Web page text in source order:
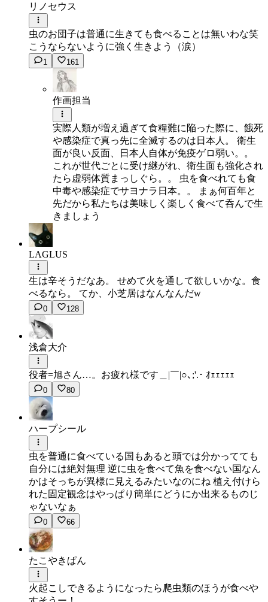
リノセウス
虫のお団子は普通に生きても食べることは無いわな笑
こうならないように強く生きよう（涙）
1 161
作画担当
実際人類が増え過ぎて食糧難に陥った際に、餓死
や感染症で真っ先に全滅するのは日本人。 衛生
面が良い反面、日本人自体が免疫ゲロ弱い。。
これが世代ごとに受け継がれ、衛生面も強化され
たら虚弱体質まっしぐら。。 虫を食べれても食
中毒や感染症でサヨナラ日本。。 まぁ何百年と
先だから私たちは美味しく楽しく食べて呑んで生
きましょう
LAGLUS
生は辛そうだなあ。 せめて火を通して欲しいかな。食
べるなら。 てか、小芝居はなんなんだw
0 128
浅倉大介
役者=旭さん…。お疲れ様です＿|￣|○､;'.･ ｵｪｪｪｪｪ
0 80
ハープシール
虫を普通に食べている国もあると頭では分かってても
自分には絶対無理 逆に虫を食べて魚を食べない国なん
かはそっちが異様に見えるみたいなのにね 植え付けら
れた固定観念はやっぱり簡単にどうにか出来るものじ
ゃないなぁ
0 66
たこやきぱん
火起こしできるようになったら爬虫類のほうが食べや